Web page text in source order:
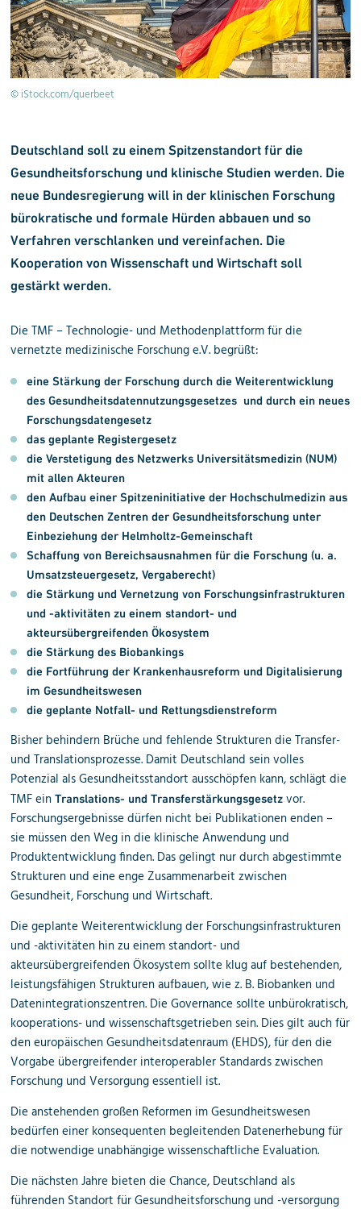
© iStock.com/querbeet
Deutschland soll zu einem Spitzenstandort für die
Gesundheitsforschung und klinische Studien werden. Die
neue Bundesregierung will in der klinischen Forschung
bürokratische und formale Hürden abbauen und so
Verfahren verschlanken und vereinfachen. Die
Kooperation von Wissenschaft und Wirtschaft soll
gestärkt werden.
Die TMF – Technologie- und Methodenplattform für die
vernetzte medizinische Forschung e.V. begrüßt:
eine Stärkung der Forschung durch dieWeiterentwicklung
des Gesundheitsdatennutzungsgesetzes und durch ein neues
Forschungsdatengesetz
das geplante Registergesetz
dieVerstetigung des Netzwerks Universitätsmedizin (NUM)
mit allen Akteuren
denAufbau einer Spitzeninitiative der Hochschulmedizin aus
den Deutschen Zentren der Gesundheitsforschung unter
Einbeziehung der Helmholtz-Gemeinschaft
Schaffung von Bereichsausnahmen für die Forschung (u. a.
Umsatzsteuergesetz, Vergaberecht)
dieStärkung und Vernetzung von Forschungsinfrastrukturen
und -aktivitäten zu einem standort- und
akteursübergreifenden Ökosystem
dieStärkung des Biobankings
die Fortführung der Krankenhausreform und Digitalisierung
im Gesundheitswesen
die geplante Notfall- und Rettungsdienstreform
Bisher behindern Brüche und fehlende Strukturen die Transfer-
und Translationsprozesse. Damit Deutschland sein volles
Potenzial als Gesundheitsstandort ausschöpfen kann, schlägt die
TMF einTranslations- und Transferstärkungsgesetz vor.
Forschungsergebnisse dürfen nicht bei Publikationen enden –
sie müssen den Weg in die klinische Anwendung und
Produktentwicklung finden. Das gelingt nur durch abgestimmte
Strukturen und eine enge Zusammenarbeit zwischen
Gesundheit, Forschung und Wirtschaft.
Die geplante Weiterentwicklung der Forschungsinfrastrukturen
und -aktivitäten hin zu einem standort- und
akteursübergreifenden Ökosystem sollte klug auf bestehenden,
leistungsfähigen Strukturen aufbauen, wie z. B. Biobanken und
Datenintegrationszentren. Die Governance sollte unbürokratisch,
kooperations- und wissenschaftsgetrieben sein. Dies gilt auch für
den europäischen Gesundheitsdatenraum (EHDS), für den die
Vorgabe übergreifender interoperabler Standards zwischen
Forschung und Versorgung essentiell ist.
Die anstehenden großen Reformen im Gesundheitswesen
bedürfen einer konsequenten begleitenden Datenerhebung für
die notwendige unabhängige wissenschaftliche Evaluation.
Die nächsten Jahre bieten die Chance, Deutschland als
führenden Standort für Gesundheitsforschung und -versorgung